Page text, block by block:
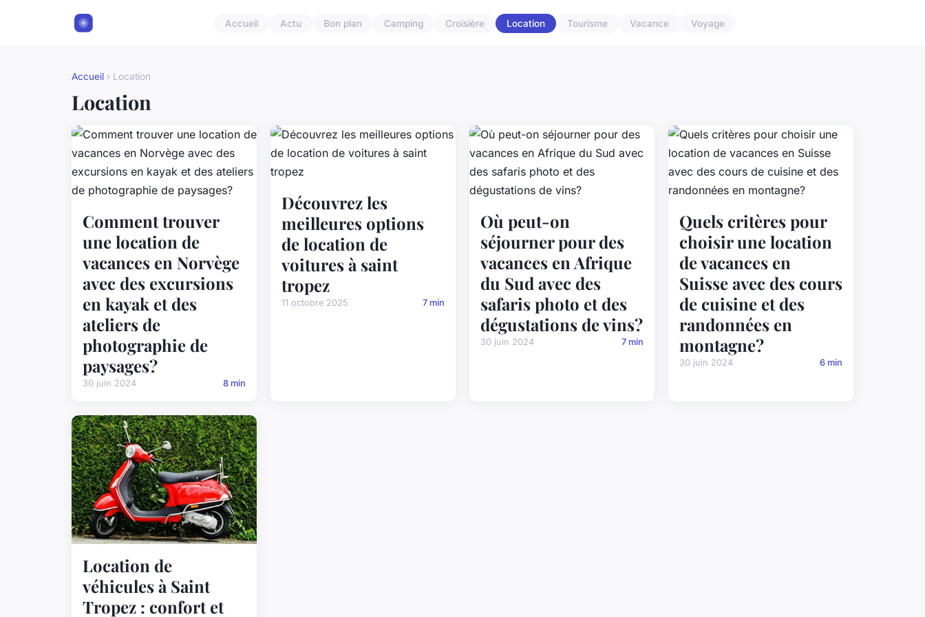
Accueil Actu Bon plan Camping Croisière Location Tourisme Vacance Voyage
Accueil › Location
Location
Comment trouver
une location de
vacances en Norvège
avec des excursions
en kayak et des
ateliers de
photographie de
paysages?
30 juin 2024 8 min
Découvrez les
meilleures options
de location de
voitures à saint
tropez
11 octobre 2025 7 min
Où peut-on
séjourner pour des
vacances en Afrique
du Sud avec des
safaris photo et des
dégustations de vins?
30 juin 2024 7 min
Quels critères pour
choisir une location
de vacances en
Suisse avec des cours
de cuisine et des
randonnées en
montagne?
30 juin 2024 6 min
Location de
véhicules à Saint
Tropez : confort et